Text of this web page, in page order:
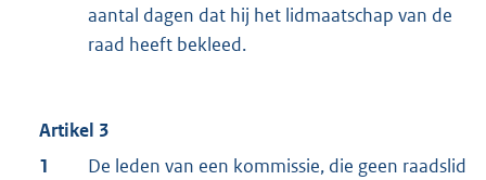
aantal dagen dat hij het lidmaatschap van de
raad heeft bekleed.
Artikel 3
1
De leden van een kommissie, die geen raadslid